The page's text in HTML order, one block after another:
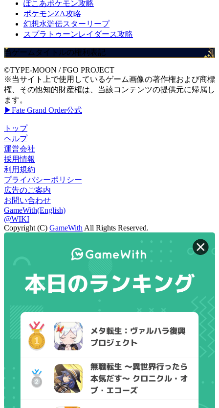
ぽこあポケモン攻略
ポケモンZA攻略
幻想水滸伝スターリープ
スプラトゥーンレイダース攻略
当ゲームタイトルの権利表記
©TYPE-MOON / FGO PROJECT
※当サイト上で使用しているゲーム画像の著作権および商標
権、その他知的財産権は、当該コンテンツの提供元に帰属し
ます。
▶Fate Grand Order公式
トップ
ヘルプ
運営会社
採用情報
利用規約
プライバシーポリシー
広告のご案内
お問い合わせ
GameWith(English)
@WIKI
Copyright (C) GameWith All Rights Reserved.